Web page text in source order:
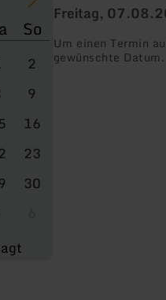
So
2
9
16
23
30
Freitag,
Um einen Termin
gewünschte Datum.